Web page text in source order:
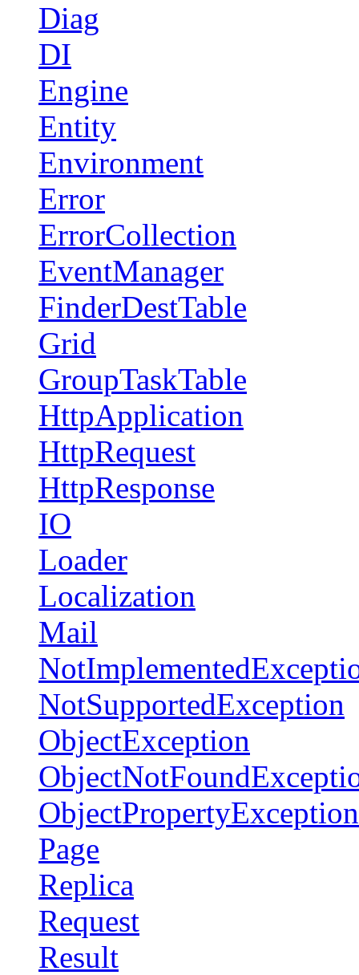
Diag
DI
Engine
Entity
Environment
Error
ErrorCollection
EventManager
FinderDestTable
Grid
GroupTaskTable
HttpApplication
HttpRequest
HttpResponse
IO
Loader
Localization
Mail
NotSupportedException
ObjectException
ObjectPropertyException
Page
Replica
Request
Result